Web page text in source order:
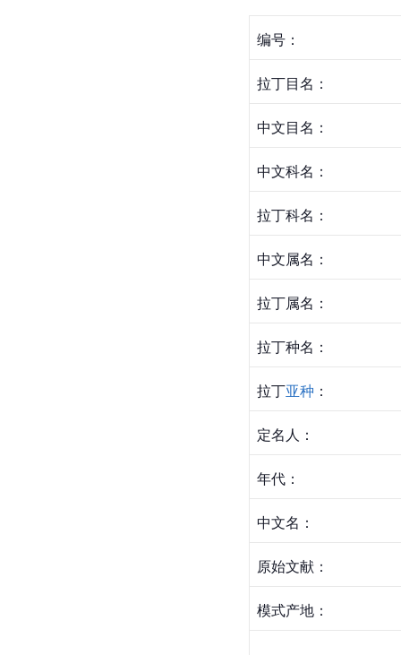
编号：
拉丁目名：
中文目名：
中文科名：
拉丁科名：
中文属名：
拉丁属名：
拉丁种名：
拉丁亚种 ：
定名人：
年代：
中文名：
原始文献：
模式产地：